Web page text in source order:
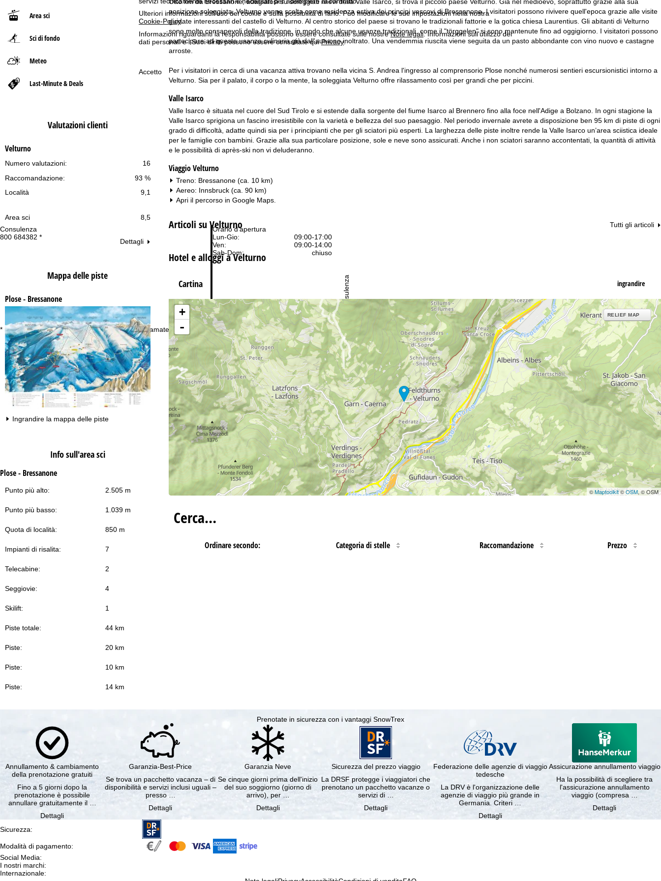
Ulteriori informazioni sull'uso dei cookie e sulla possibilità di farlo. Può modificare le sue impostazioni nella nostra
Cookie-Policy.
Informazioni riguardanti la responsabilità possono essere consultate sulle nostreNote legali. Informazioni sull'utilizzo dei
dati personali e i Suoi diritti possono essere consultate quiPrivacy.
Accetto
Consulenza
800 684382 *
* numero verde gratuito. Disponibile solo per chiamate dall’Italia
Orario d'apertura
Lun-Gio:
09:00-17:00
Ven:
09:00-14:00
Sab-Dom:
chiuso
Contattaci
Consulenza
Area sci
Sci di fondo
Meteo
Last-Minute & Deals
Valutazioni clienti
Velturno
16
Numero valutazioni:
93 %
Raccomandazione:
Località
9,1
Area sci 8,5
Dettagli
Mappa delle piste
Plose - Bressanone
Ingrandire la mappa delle piste
Info sull'area sci
Plose - Bressanone
Punto più alto: 2.505 m
Punto più basso: 1.039 m
Quota di località: 850 m
Impianti di risalita: 7
Telecabine: 2
Seggiovie: 4
Skilift: 1
Piste totale: 44 km
Piste: 20 km
Piste: 10 km
Piste: 14 km
p
a
e
posizione soleggiata, Velturno venne scelta come residenza estiva dei principi vescovi di Bressanone. I visitatori possono rivivere quell'epoca grazie alle visite
guidate interessanti del castello di Velturno. Al centro storico del paese si trovano le tradizionali fattorie e la gotica chiesa Laurentius. Gli abitanti di Velturno
sono molto consapevoli della tradizione, in modo che alcune usanze tradizionali, come il "törggelen" si sono mantenute fino ad oggigiorno. I visitatori possono
partecipare ad questa usanza culinaria già dall'autunno inoltrato. Una vendemmia riuscita viene seguita da un pasto abbondante con vino nuovo e castagne
arroste.
Per i visitatori in cerca di una vacanza attiva trovano nella vicina S. Andrea l'ingresso al comprensorio Plose nonché numerosi sentieri escursionistici intorno a
Velturno. Sia per il palato, il corpo o la mente, la soleggiata Velturno offre rilassamento così per grandi che per piccini.
Valle Isarco
Valle Isarco è situata nel cuore del Sud Tirolo e si estende dalla sorgente del fiume Isarco al Brennero fino alla foce nell'Adige a Bolzano. In ogni stagione la
Valle Isarco sprigiona un fascino irresistibile con la varietà e bellezza del suo paesaggio. Nel periodo invernale avrete a disposizione ben 95 km di piste di ogni
grado di difficoltà, adatte quindi sia per i principianti che per gli sciatori più esperti. La larghezza delle piste inoltre rende la Valle Isarco un’area sciistica ideale
per le famiglie con bambini. Grazie alla sua particolare posizione, sole e neve sono assicurati. Anche i non sciatori saranno accontentati, la quantità di attività
e le possibilità di après-ski non vi deluderanno.
Viaggio Velturno
Treno: Bressanone (ca. 10 km)
Aereo: Innsbruck (ca. 90 km)
Apri il percorso in Google Maps.
Articoli su Velturno Tutti gli articoli
Hotel e alloggi a Velturno
Cartina ingrandire
+
-
RELIEF MAP
©Maptoolkit©OSM, © OSM
Cerca…
Ordinare secondo: Categoria di stelle Raccomandazione Prezzo
Prenotate in sicurezza con i vantaggi SnowTrex
Annullamento & cambiamento
della prenotazione gratuiti
Fino a 5 giorni dopo la
prenotazione è possibile
annullare gratuitamente il …
Dettagli
Garanzia-Best-Price
Se trova un pacchetto vacanza – di
disponibilità e servizi inclusi uguali –
presso …
Dettagli
Garanzia Neve
Se cinque giorni prima dell'inizio
del suo soggiorno (giorno di
arrivo), per …
Dettagli
Sicurezza del prezzo viaggio
La DRSF protegge i viaggiatori che
prenotano un pacchetto vacanze o
servizi di …
Dettagli
Federazione delle agenzie di viaggio
tedesche
La DRV è l'organizzazione delle
agenzie di viaggio più grande in
Germania. Criteri …
Dettagli
Assicurazione annullamento viaggio
Ha la possibilità di scegliere tra
l'assicurazione annullamento
viaggio (compresa …
Dettagli
Sicurezza:
Modalità di pagamento:
Social Media:
I nostri marchi:
Internazionale: